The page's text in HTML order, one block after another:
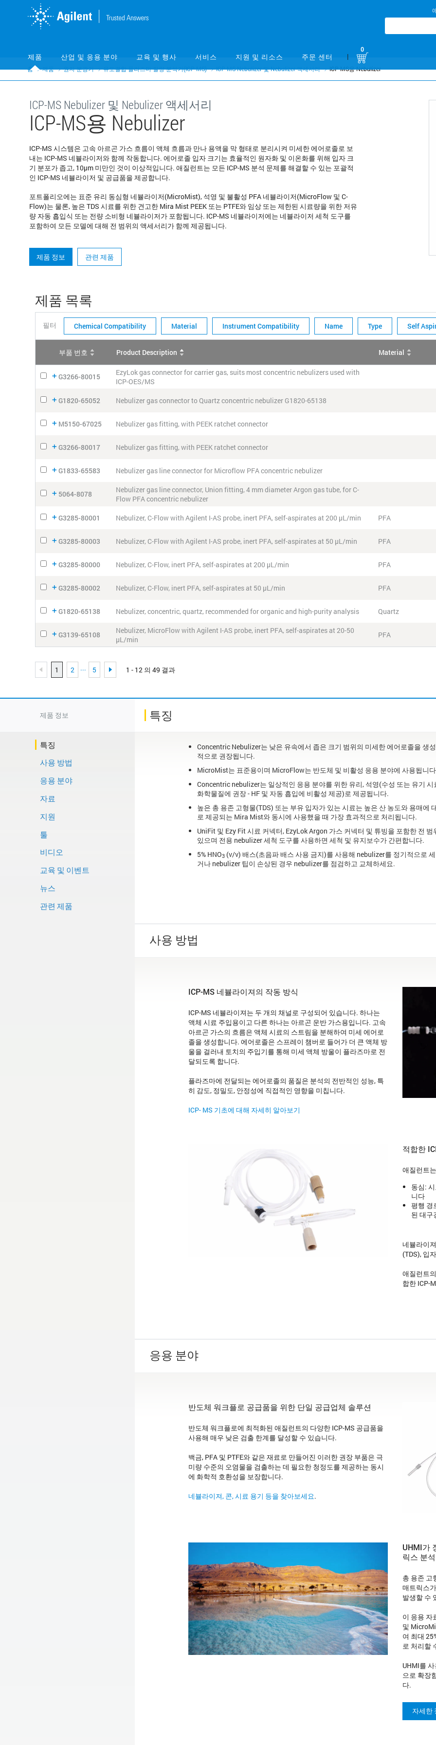
제품 산업 및 응용 분야 교육 및 행사 서비스 지원 및 리소스 주문 센터 |
0
홈 제품 원자 분광기 유도결합 플라즈마 질량 분석기(ICP-MS) ICP-MS Nebulizer 및 Nebulizer 액세서리 ICP-MS용 Nebulizer
ICP-MS용 Nebulizer
ICP-MS 시스템은 고속 아르곤 가스 흐름이 액체 흐름과 만나 용액을 막 형태로 분리시켜 미세한 에어로졸로 보
내는 ICP-MS 네뷸라이저와 함께 작동합니다. 에어로졸 입자 크기는 효율적인 원자화 및 이온화를 위해 입자 크
기 분포가 좁고, 10μm 미만인 것이 이상적입니다. 애질런트는 모든 ICP-MS 분석 문제를 해결할 수 있는 포괄적
인 ICP-MS 네뷸라이저 및 공급품을 제공합니다.
포트폴리오에는 표준 유리 동심형 네뷸라이저(MicroMist), 석영 및 불활성 PFA 네뷸라이저(MicroFlow 및 C-
Flow)는 물론, 높은 TDS 시료를 위한 견고한 Mira Mist PEEK 또는 PTFE와 임상 또는 제한된 시료량을 위한 저유
량 자동 흡입식 또는 전량 소비형 네뷸라이저가 포함됩니다. ICP-MS 네뷸라이저에는 네뷸라이저 세척 도구를
포함하여 모든 모델에 대해 전 범위의 액세서리가 함께 제공됩니다.
ICP-MS Nebulizer 및 Nebulizer 액세서리
제품 정보 관련 제품
제품 목록
필터 Chemical Compatibility Material Instrument Compatibility Name Type Self
부품 번호 Product Description Material
G3266-80015
EzyLok gas connector for carrier gas, suits most concentric nebulizers used with
ICP-OES/MS
G1820-65052 Nebulizer gas connector to Quartz concentric nebulizer G1820-65138
M5150-67025 Nebulizer gas fitting, with PEEK ratchet connector
G3266-80017 Nebulizer gas fitting, with PEEK ratchet connector
G1833-65583 Nebulizer gas line connector for Microflow PFA concentric nebulizer
5064-8078
Nebulizer gas line connector, Union fitting, 4 mm diameter Argon gas tube, for C-
Flow PFA concentric nebulizer
G3285-80001 Nebulizer, C-Flow with Agilent I-AS probe, inert PFA, self-aspirates at 200 μL/min PFA
G3285-80003 Nebulizer, C-Flow with Agilent I-AS probe, inert PFA, self-aspirates at 50 μL/min PFA
G3285-80000 Nebulizer, C-Flow, inert PFA, self-aspirates at 200 µL/min PFA
G3285-80002 Nebulizer, C-Flow, inert PFA, self-aspirates at 50 µL/min PFA
G1820-65138 Nebulizer, concentric, quartz, recommended for organic and high-purity analysis Quartz
G3139-65108
Nebulizer, MicroFlow with Agilent I-AS probe, inert PFA, self-aspirates at 20-50
μL/min
PFA
1 2 ... 5 1 - 12 의 49 결과
제품 정보
특징
사용 방법
응용 분야
자료
지원
툴
비디오
교육 및 이벤트
뉴스
관련 제품
특징
Concentric Nebulizer는 낮은 유속에서 좁은 크기 범위의 미세한 에어로졸을 생
적으로 권장됩니다.
MicroMist는 표준용이며 MicroFlow는 반도체 및 비활성 응용 분야에 사용됩니
Concentric nebulizer는 일상적인 응용 분야를 위한 유리, 석영(수성 또는 유기
화학물질에 권장 - HF 및 자동 흡입에 비활성 제공)로 제공됩니다.
높은 총 용존 고형물(TDS) 또는 부유 입자가 있는 시료는 높은 산 농도와 용매에
로 제공되는 Mira Mist와 동시에 사용했을 때 가장 효과적으로 처리됩니다.
UniFit 및 Ezy Fit 시료 커넥터, EzyLok Argon 가스 커넥터 및 튜빙을 포함한 전
있으며 전용 nebulizer 세척 도구를 사용하면 세척 및 유지보수가 간편합니다.
5% HNO3 (v/v) 배스(초음파 배스 사용 금지)를 사용해 nebulizer를 정기적으로
거나 nebulizer 팁이 손상된 경우 nebulizer를 점검하고 교체하세요.
사용 방법
ICP-MS 네뷸라이져의 작동 방식
ICP-MS 네뷸라이져는 두 개의 채널로 구성되어 있습니다. 하나는
액체 시료 주입용이고 다른 하나는 아르곤 운반 가스용입니다. 고속
아르곤 가스의 흐름은 액체 시료의 스트림을 분해하여 미세 에어로
졸을 생성합니다. 에어로졸은 스프레이 챔버로 들어가 더 큰 액체 방
울을 걸러내 토치의 주입기를 통해 미세 액체 방울이 플라즈마로 전
달되도록 합니다.
플라즈마에 전달되는 에어로졸의 품질은 분석의 전반적인 성능, 특
히 감도, 정밀도, 안정성에 직접적인 영향을 미칩니다.
ICP- MS 기초에 대해 자세히 알아보기
적합한
애질런트
동심:
니다
평행 경
된 대구
네뷸라이
(TDS), 입
애질런트
합한 ICP-
응용 분야
반도체 워크플로 공급품을 위한 단일 공급업체 솔루션
반도체 워크플로에 최적화된 애질런트의 다양한 ICP-MS 공급품을
사용해 매우 낮은 검출 한계를 달성할 수 있습니다.
백금, PFA 및 PTFE와 같은 재료로 만들어진 이러한 권장 부품은 극
미량 수준의 오염물을 검출하는 데 필요한 청정도를 제공하는 동시
에 화학적 호환성을 보장합니다.
네뷸라이져, 콘, 시료 용기 등을 찾아보세요.
UHMI가
릭스 분석
총 용존 고
매트릭스
발생할 수
이 응용
및
여 최대
로 처리할
UHMI를
으로 확장
다.
자세한